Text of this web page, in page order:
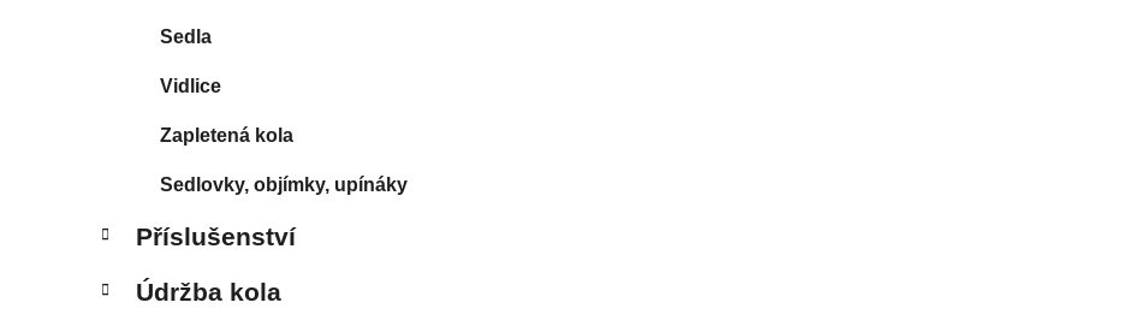
Sedla
Vidlice
Zapletená kola
Sedlovky, objímky, upínáky
Příslušenství
Údržba kola